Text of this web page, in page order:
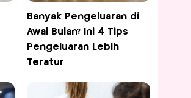
Banyak Pengeluaran di
Awal Bulan? Ini 4 Tips
Pengeluaran Lebih
Teratur